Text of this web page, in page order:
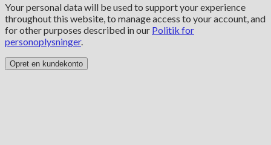
Your personal data will be used to support your experience
throughout this website, to manage access to your account, and
for other purposes described in our Politik for
personoplysninger.
Opret en kundekonto